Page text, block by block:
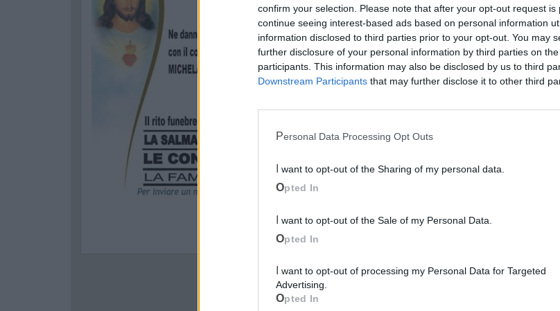
confirm your selection. Please note that after your opt-out request is
continue seeing interest-based ads based on personal information
information disclosed to third parties prior to your opt-out. You may
further disclosure of your personal information by third parties on the
participants. This information may also be disclosed by us to third
Downstream Participants that may further disclose it to other third
Personal Data Processing Opt Outs
I want to opt-out of the Sharing of my personal data.
Opted In
I want to opt-out of the Sale of my Personal Data.
Opted In
Advertising.
Opted In